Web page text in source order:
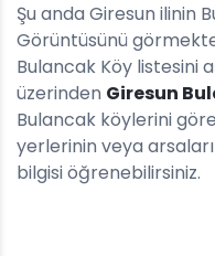
Şu anda Giresun ilinin
Görüntüsünü
Bulancak Köy listesini
üzerinden Giresun
Bulancak köylerini
yerlerinin veya
bilgisi öğrenebilirsiniz.